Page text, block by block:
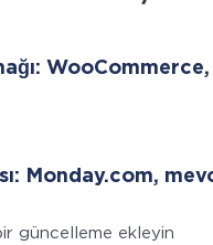
Monday.com,
güncelleme ekleyin